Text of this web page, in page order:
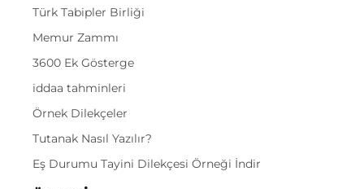
Türk Tabipler Birliği
Memur Zammı
3600 Ek Gösterge
iddaa tahminleri
Örnek Dilekçeler
Tutanak Nasıl Yazılır?
Eş Durumu Tayini Dilekçesi Örneği İndir